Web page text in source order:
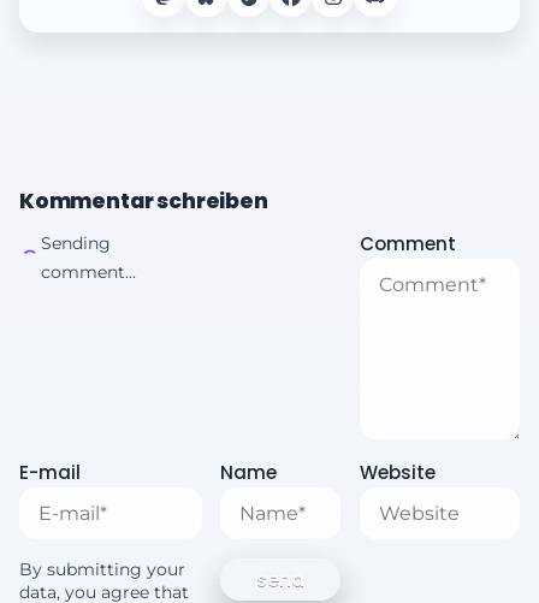
Kommentar schreiben
Sending
comment...
Comment
E-mail Name Website
By submitting your
data, you agree that